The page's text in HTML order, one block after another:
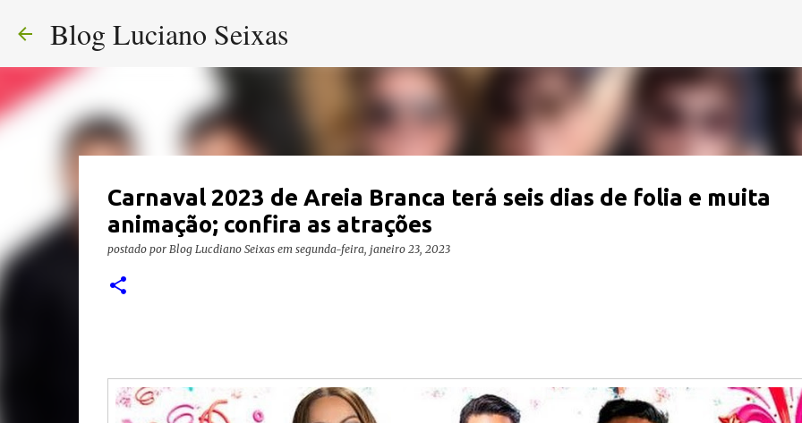
Blog Luciano Seixas
Carnaval 2023 de Areia Branca terá seis dias de folia e muita
animação; confira as atrações
postado por Blog Lucdiano Seixas em segunda-feira, janeiro 23, 2023